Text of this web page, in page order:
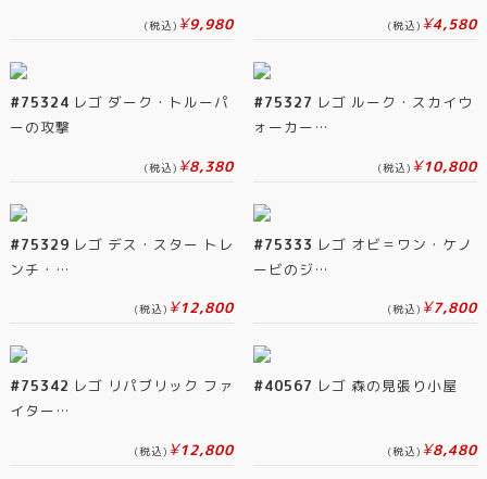
(税込) ¥9,980 (税込) ¥4,580
#75324 レゴ ダーク・トルーパ
ーの攻撃
(税込) ¥8,380
#75327 レゴ ルーク・スカイウ
ォーカー…
(税込) ¥10,800
#75329 レゴ デス・スター トレ
ンチ・…
(税込) ¥12,800
#75333 レゴ オビ＝ワン・ケノ
ービのジ…
(税込) ¥7,800
#75342 レゴ リパブリック ファ
イター…
(税込) ¥12,800
#40567 レゴ 森の見張り小屋
(税込) ¥8,480